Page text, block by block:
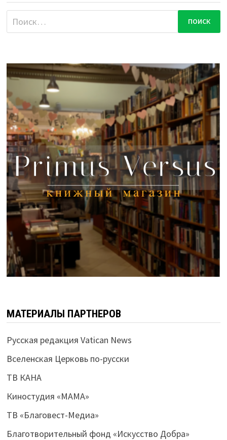
Найти:
МАТЕРИАЛЫ ПАРТНЕРОВ
Русская редакция Vatican News
Вселенская Церковь по-русски
ТВ КАНА
Киностудия «МАМА»
ТВ «Благовест-Медиа»
Благотворительный фонд «Искусство Добра»